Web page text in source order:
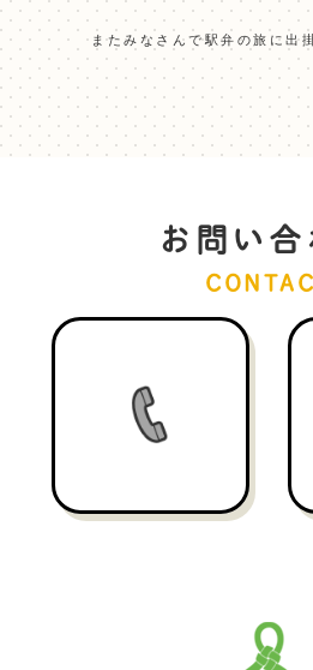
またみなさんで駅弁の旅に出
お問い合